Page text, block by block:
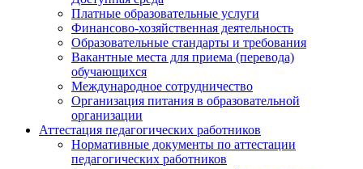
Платные образовательные услуги
Финансово-хозяйственная деятельность
Образовательные стандарты и требования
Вакантные места для приема (перевода)
обучающихся
Международное сотрудничество
Организация питания в образовательной
организации
Аттестация педагогических работников
Нормативные документы по аттестации
педагогических работников